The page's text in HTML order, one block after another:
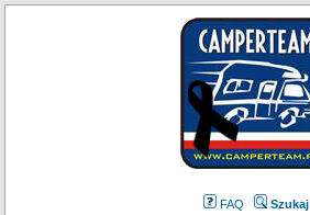
FAQ Szukaj